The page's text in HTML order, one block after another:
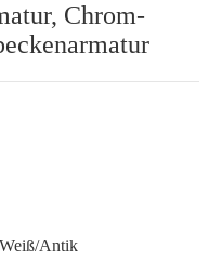
Chrom-
Antik